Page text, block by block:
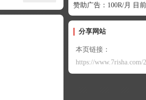
赞助广告：100R/月 目
分享网站
本页链接：
https://www.7risha.com/